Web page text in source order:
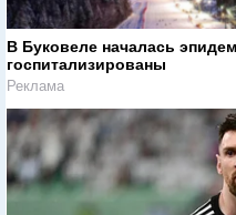
В Буковеле началась
госпитализированы
Реклама